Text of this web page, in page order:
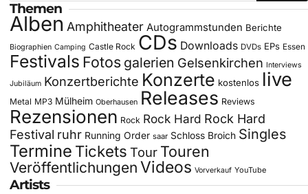
Themen
Alben Amphitheater Autogrammstunden Berichte
Biographien Camping Castle Rock CDs Downloads DVDs EPs Essen
Festivals Fotos galerien Gelsenkirchen Interviews
Jubiläum Konzertberichte Konzerte kostenlos live
Metal MP3 Mülheim Oberhausen Releases Reviews
Rezensionen Rock Rock Hard Rock Hard
Festival ruhr Running Order saar Schloss Broich Singles
Termine Tickets Tour Touren
Veröffentlichungen Videos Vorverkauf YouTube
Artists